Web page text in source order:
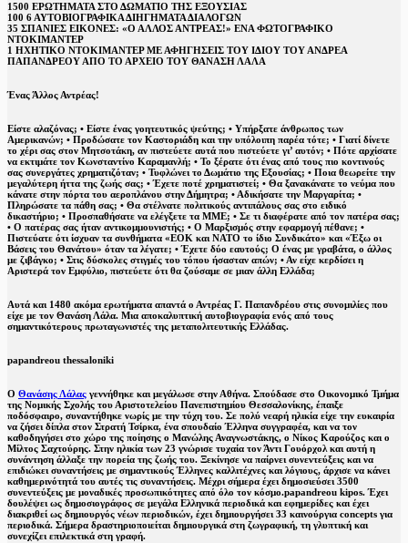
1500 ΕΡΩΤΗΜΑΤΑ ΣΤΟ ΔΩΜΑΤΙΟ ΤΗΣ ΕΞΟΥΣΙΑΣ
100 6 ΑΥΤΟΒΙΟΓΡΑΦΙΚΑ ΔΙΗΓΗΜΑΤΑ ΔΙΑΛΟΓΩΝ
35 ΣΠΑΝΙΕΣ ΕΙΚΟΝΕΣ: «Ο ΑΛΛΟΣ ΑΝΤΡΕΑΣ!» ΕΝΑ ΦΩΤΟΓΡΑΦΙΚΟ
ΝΤΟΚΙΜΑΝΤΕΡ
1 ΗΧΗΤΙΚΟ ΝΤΟΚΙΜΑΝΤΕΡ ΜΕ ΑΦΗΓΗΣΕΙΣ ΤΟΥ ΙΔΙΟΥ ΤΟΥ ΑΝΔΡΕΑ
ΠΑΠΑΝΔΡΕΟΥ ΑΠΟ ΤΟ ΑΡΧΕΙΟ ΤΟΥ ΘΑΝΑΣΗ ΛΑΛΑ
Ένας Άλλος Αντρέας!
Είστε αλαζόνας; • Είστε ένας γοητευτικός ψεύτης; • Υπήρξατε άνθρωπος των
Aμερικανών; • Προδώσατε τον Καστοριάδη και την υπόλοιπη παρέα τότε; • Γιατί δίνετε
το χέρι σας στον Μητσοτάκη, αν πιστεύετε αυτά που πιστεύετε γι’ αυτόν; • Πότε αρχίσατε
να εκτιμάτε τον Κωνσταντίνο Καραμανλή; • Το ξέρατε ότι ένας από τους πιο κοντινούς
σας συνεργάτες χρηματιζόταν; • Τυφλώνει το Δωμάτιο της Εξουσίας; • Ποια θεωρείτε την
μεγαλύτερη ήττα της ζωής σας; • Έχετε ποτέ χρηματιστεί; • Θα ξανακάνατε το νεύμα που
κάνατε στην πόρτα του αεροπλάνου στην Δήμητρα; • Αδικήσατε την Μαργαρίτα; •
Πληρώσατε τα πάθη σας; • Θα στέλνατε πολιτικούς αντιπάλους σας στο ειδικό
δικαστήριο; • Προσπαθήσατε να ελέγξετε τα ΜΜΕ; • Σε τι διαφέρατε από τον πατέρα σας;
• Ο πατέρας σας ήταν αντικομμουνιστής; • Ο Μαρξισμός στην εφαρμογή πέθανε; •
Πιστεύατε ότι ίσχυαν τα συνθήματα «ΕΟΚ και ΝΑΤΟ το ίδιο Συνδικάτο» και «Έξω οι
Βάσεις του Θανάτου» όταν τα λέγατε; • Έχετε δύο εαυτούς; Ο ένας με γραβάτα, ο άλλος
με ζιβάγκο; • Στις δύσκολες στιγμές του τόπου ήσασταν απών; • Αν είχε κερδίσει η
Αριστερά τον Εμφύλιο, πιστεύετε ότι θα ζούσαμε σε μιαν άλλη Ελλάδα;
Αυτά και 1480 ακόμα ερωτήματα απαντά ο Αντρέας Γ. Παπανδρέου στις συνομιλίες που
είχε με τον Θανάση Λάλα. Μια αποκαλυπτική αυτοβιογραφία ενός από τους
σημαντικότερους πρωταγωνιστές της μεταπολιτευτικής Ελλάδας.
papandreou thessaloniki
Ο Θανάσης Λάλας γεννήθηκε και μεγάλωσε στην Αθήνα. Σπούδασε στο Οικονομικό Τμήμα
της Νομικής Σχολής του Αριστοτελείου Πανεπιστημίου Θεσσαλονίκης, έπαιξε
ποδόσφαιρο, συναντήθηκε νωρίς με την τύχη του. Σε πολύ νεαρή ηλικία είχε την ευκαιρία
να ζήσει δίπλα στον Στρατή Τσίρκα, ένα σπουδαίο Έλληνα συγγραφέα, και να τον
καθοδηγήσει στο χώρο της ποίησης ο Μανώλης Αναγνωστάκης, ο Νίκος Καρούζος και ο
Μίλτος Σαχτούρης. Στην ηλικία των 23 γνώρισε τυχαία τον Άντι Γουόρχολ και αυτή η
συνάντηση άλλαξε την πορεία της ζωής του. Ξεκίνησε να παίρνει συνεντεύξεις και να
επιδιώκει συναντήσεις με σημαντικούς Έλληνες καλλιτέχνες και λόγιους, άρχισε να κάνει
καθημερινότητά του αυτές τις συναντήσεις. Μέχρι σήμερα έχει δημοσιεύσει 3500
συνεντεύξεις με μοναδικές προσωπικότητες από όλο τον κόσμο.papandreou kipos. Έχει
δουλέψει ως δημοσιογράφος σε μεγάλα Ελληνικά περιοδικά και εφημερίδες και έχει
διακριθεί ως δημιουργός νέων περιοδικών, έχει δημιουργήσει 33 καινούργια concepts για
περιοδικά. Σήμερα δραστηριοποιείται δημιουργικά στη ζωγραφική, τη γλυπτική και
συνεχίζει επιλεκτικά στη γραφή.